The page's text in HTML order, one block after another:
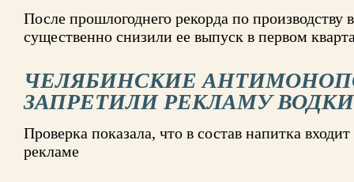
После прошлогоднего рекорда по производству
существенно снизили ее выпуск в первом
ЧЕЛЯБИНСКИЕ
ЗАПРЕТИЛИ РЕКЛАМУ
Проверка показала, что в состав напитка
рекламе